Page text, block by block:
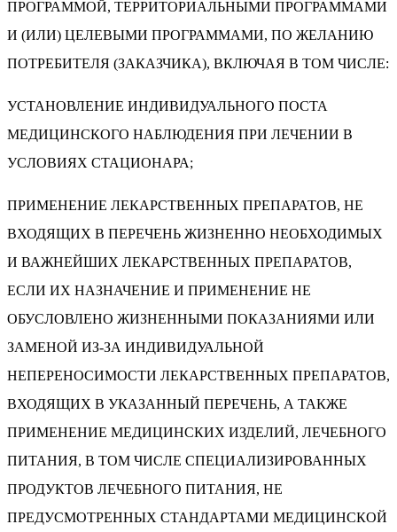
ПРОГРАММОЙ, ТЕРРИТОРИАЛЬНЫМИ ПРОГРАММАМИ
И (ИЛИ) ЦЕЛЕВЫМИ ПРОГРАММАМИ, ПО ЖЕЛАНИЮ
ПОТРЕБИТЕЛЯ (ЗАКАЗЧИКА), ВКЛЮЧАЯ В ТОМ ЧИСЛЕ:
УСТАНОВЛЕНИЕ ИНДИВИДУАЛЬНОГО ПОСТА
МЕДИЦИНСКОГО НАБЛЮДЕНИЯ ПРИ ЛЕЧЕНИИ В
УСЛОВИЯХ СТАЦИОНАРА;
ПРИМЕНЕНИЕ ЛЕКАРСТВЕННЫХ ПРЕПАРАТОВ, НЕ
ВХОДЯЩИХ В ПЕРЕЧЕНЬ ЖИЗНЕННО НЕОБХОДИМЫХ
И ВАЖНЕЙШИХ ЛЕКАРСТВЕННЫХ ПРЕПАРАТОВ,
ЕСЛИ ИХ НАЗНАЧЕНИЕ И ПРИМЕНЕНИЕ НЕ
ОБУСЛОВЛЕНО ЖИЗНЕННЫМИ ПОКАЗАНИЯМИ ИЛИ
ЗАМЕНОЙ ИЗ-ЗА ИНДИВИДУАЛЬНОЙ
НЕПЕРЕНОСИМОСТИ ЛЕКАРСТВЕННЫХ ПРЕПАРАТОВ,
ВХОДЯЩИХ В УКАЗАННЫЙ ПЕРЕЧЕНЬ, А ТАКЖЕ
ПРИМЕНЕНИЕ МЕДИЦИНСКИХ ИЗДЕЛИЙ, ЛЕЧЕБНОГО
ПИТАНИЯ, В ТОМ ЧИСЛЕ СПЕЦИАЛИЗИРОВАННЫХ
ПРОДУКТОВ ЛЕЧЕБНОГО ПИТАНИЯ, НЕ
ПРЕДУСМОТРЕННЫХ СТАНДАРТАМИ МЕДИЦИНСКОЙ